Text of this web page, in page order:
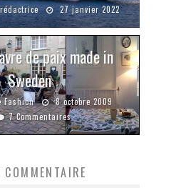
27 janvier 2022
de paix made in
Sweden
Fashion
8 octobre 2009
7 Commentaires